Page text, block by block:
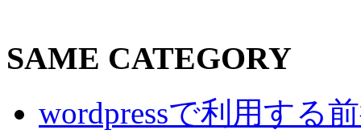
SAME CATEGORY
wordpressで利用する